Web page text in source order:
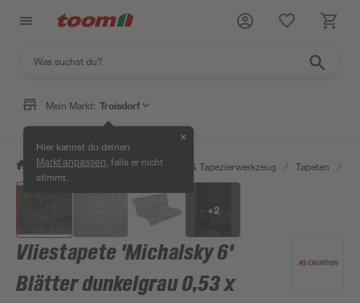
Mein Markt: Troisdorf
Hier kannst du deinen
Markt anpassen , falls er nicht
stimmt.
✕
/ Wohnen & Haushalt / Tapeten & Tapezierwerkzeug / Tapeten /
+2
Vliestapete 'Michalsky 6'
Blätter dunkelgrau 0,53 x